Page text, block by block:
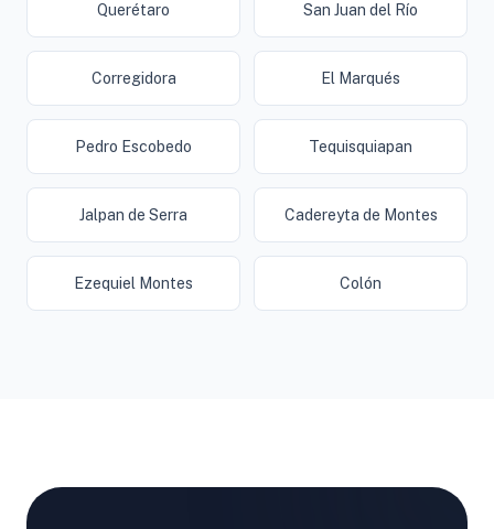
Querétaro San Juan del Río
Corregidora El Marqués
Pedro Escobedo Tequisquiapan
Jalpan de Serra Cadereyta de Montes
Ezequiel Montes Colón